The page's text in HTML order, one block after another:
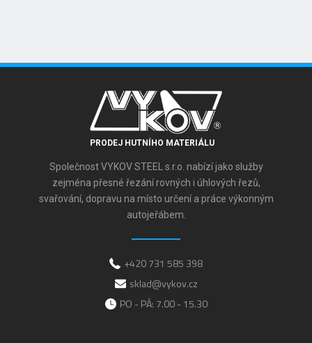
PRODEJ HUTNÍHO MATERIÁLU
Společnost VYKOV STEEL s.r.o. nabízí jako služby
zejména přesné řezání rovných i úhlových řezů,
svařování, dopravu na místo určení a práce výkonným
autojeřábem.
+420 731 585 398
sklad@vykov.cz
PO - PÁ: 7.00 - 15.30